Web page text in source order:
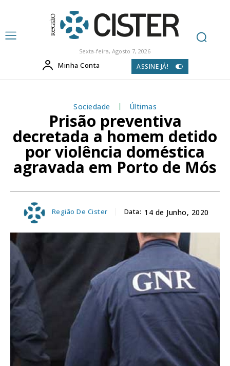
Sexta-feira, Agosto 7, 2026
Minha Conta ASSINE JÁ!
Sociedade Últimas
Prisão preventiva
decretada a homem detido
por violência doméstica
agravada em Porto de Mós
Região De Cister Data: 14 de Junho, 2020